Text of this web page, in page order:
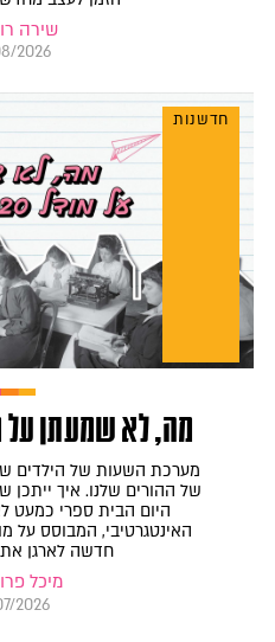
שירה
2026
חדשנות
מה, לא שמעתן על מודל
מערכת השעות של הילדים
של ההורים שלנו. איך
היום הבית ספרי
חדשה לארגן את
מיכל
2026